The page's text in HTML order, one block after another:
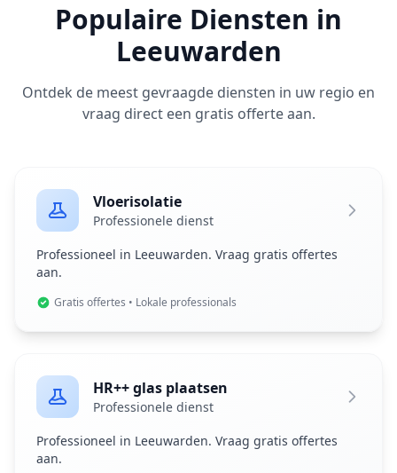
Populaire Diensten in
Leeuwarden
Ontdek de meest gevraagde diensten in uw regio en
vraag direct een gratis offerte aan.
Vloerisolatie
Professionele dienst
Professioneel in Leeuwarden. Vraag gratis offertes
aan.
Gratis offertes • Lokale professionals
HR++ glas plaatsen
Professionele dienst
Professioneel in Leeuwarden. Vraag gratis offertes
aan.